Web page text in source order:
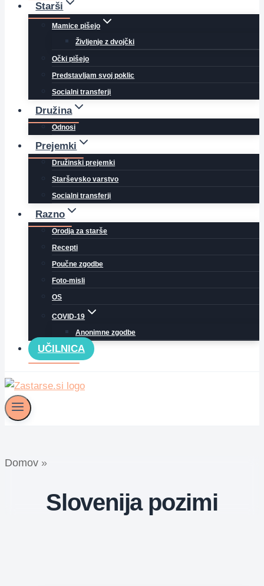
Starši
Mamice pišejo
Življenje z dvojčki
Očki pišejo
Predstavljam svoj poklic
Socialni transferji
Družina
Odnosi
Prejemki
Družinski prejemki
Starševsko varstvo
Socialni transferji
Razno
Orodja za starše
Recepti
Poučne zgodbe
Foto-misli
OS
COVID-19
Anonimne zgodbe
UČILNICA
Domov »
Slovenija pozimi